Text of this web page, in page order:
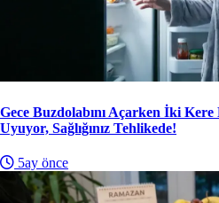
Gece Buzdolabını Açarken İki
Uyuyor, Sağlığınız Tehlikede!
5ay önce